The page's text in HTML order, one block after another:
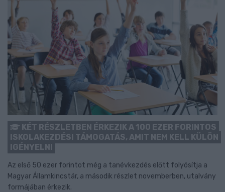
KÉT RÉSZLETBEN ÉRKEZIK A 100 EZER FORINTOS
ISKOLAKEZDÉSI TÁMOGATÁS, AMIT NEM KELL KÜLÖN
IGÉNYELNI
Az első 50 ezer forintot még a tanévkezdés előtt folyósítja a
Magyar Államkincstár, a második részlet novemberben, utalvány
formájában érkezik.